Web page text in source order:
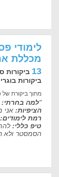
לימודי
מכללת
13 ביקורות
ביקורות
מתוך ביקורת של
"למה בחרתי:
הציפיות: אני
רמת לימודים:
טיפ כללי:
הסמסטר ולא